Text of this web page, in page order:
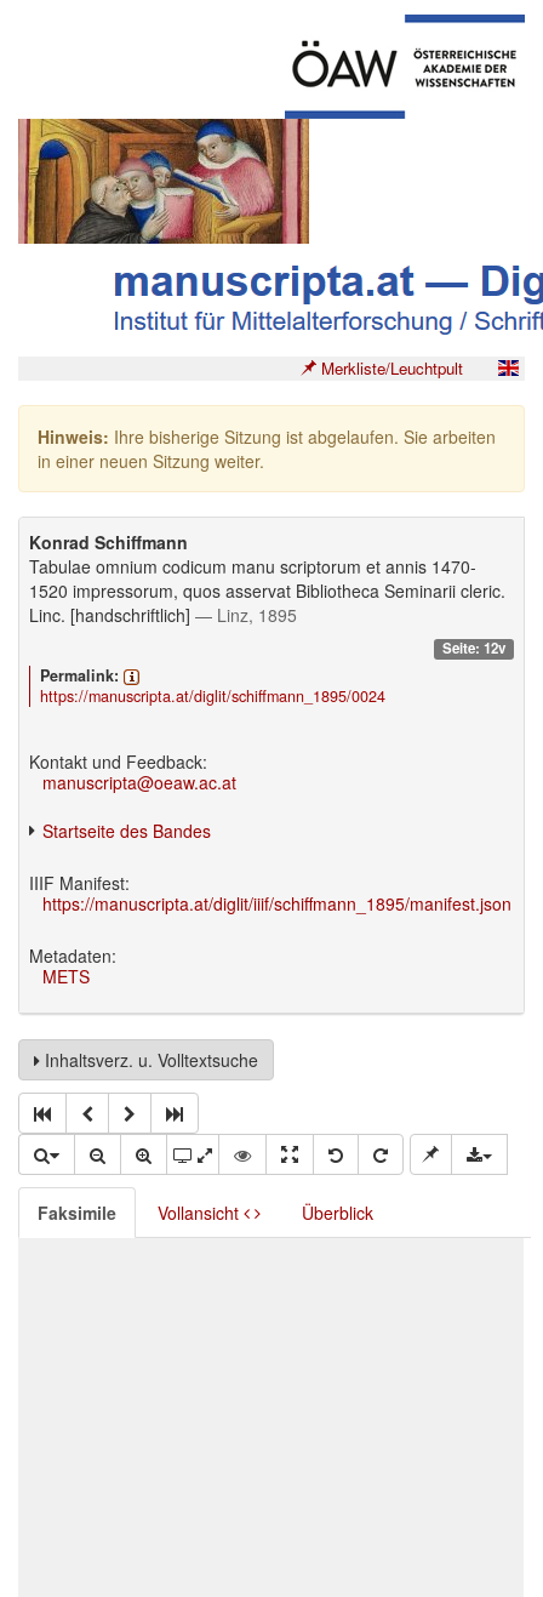
Merkliste/Leuchtpult
Hinweis: Ihre bisherige Sitzung ist abgelaufen. Sie arbeiten
in einer neuen Sitzung weiter.
Konrad Schiffmann
Tabulae omnium codicum manu scriptorum et annis 1470-
1520 impressorum, quos asservat Bibliotheca Seminarii cleric.
Linc. [handschriftlich] — Linz, 1895
Seite: 12v
Permalink:
https://manuscripta.at/diglit/schiffmann_1895/0024
Kontakt und Feedback:
manuscripta@oeaw.ac.at
Startseite des Bandes
IIIF Manifest:
https://manuscripta.at/diglit/iiif/schiffmann_1895/manifest.json
Metadaten:
METS
Inhaltsverz. u. Volltextsuche
Faksimile Vollansicht Überblick